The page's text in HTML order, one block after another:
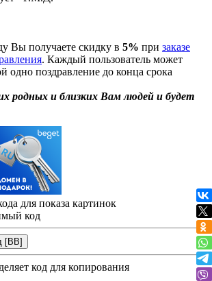
Вы получаете скидку в 5% при заказе
. Каждый пользователь может
одно поздравление до конца срока
родных и близких Вам людей и будет
для показа картинок
код
код для копирования